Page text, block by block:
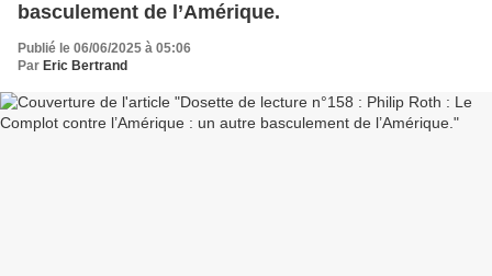
basculement de l’Amérique.
Publié le 06/06/2025 à 05:06
Par Eric Bertrand